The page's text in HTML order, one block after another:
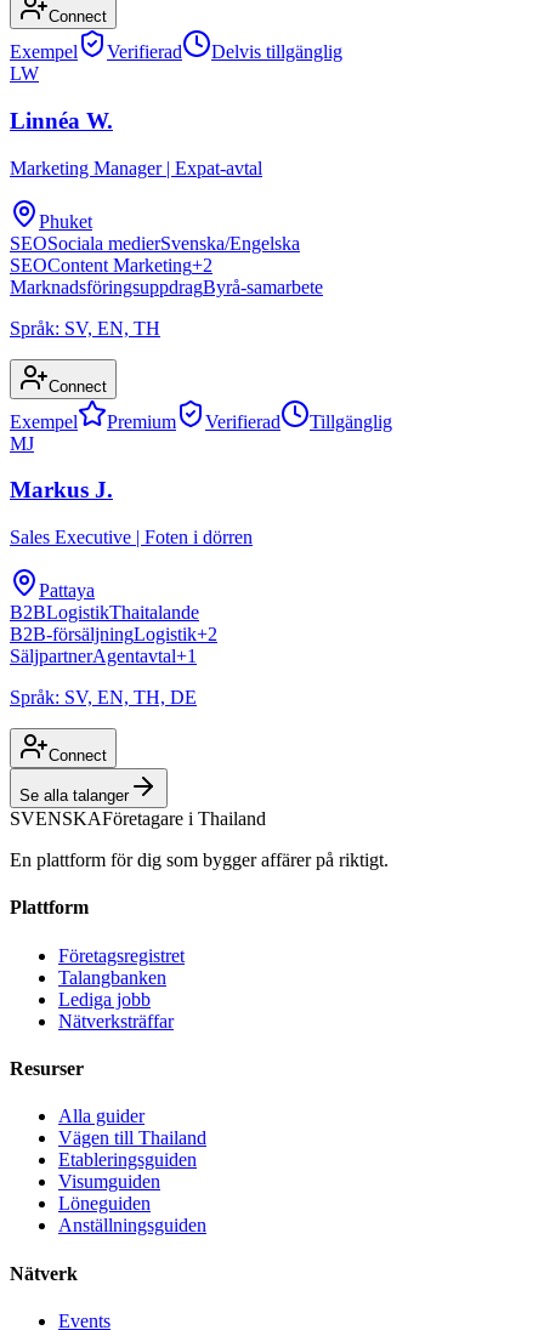
Connect
Exempel Verifierad
Delvis tillgänglig
LW
Linnéa W.
Marketing Manager| Expat-avtal
Phuket
SEOSociala medierSvenska/Engelska
SEOContent Marketing+2
MarknadsföringsuppdragByrå-samarbete
Språk: SV, EN, TH
Connect
Exempel Premium Verifierad
Tillgänglig
MJ
Markus J.
Sales Executive | Foten i dörren
Pattaya
B2BLogistikThaitalande
B2B-försäljningLogistik+2
SäljpartnerAgentavtal+1
Språk: SV, EN, TH, DE
Connect
Se alla talanger
SVENSKAFöretagare i Thailand
En plattform för dig som bygger affärer på riktigt.
Plattform
Företagsregistret
Talangbanken
Lediga jobb
Nätverksträffar
Resurser
Alla guider
Vägen till Thailand
Etableringsguiden
Visumguiden
Löneguiden
Anställningsguiden
Nätverk
Events